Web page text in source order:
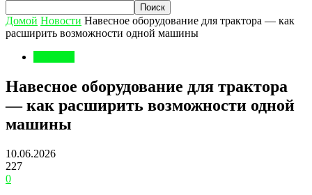
Домой Новости Навесное оборудование для трактора — как
расширить возможности одной машины
Навесное оборудование для трактора
— как расширить возможности одной
машины
10.06.2026
227
0